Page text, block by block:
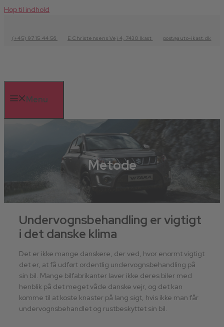
Hop til indhold
(+45) 97 15 44 56 E Christensens Vej 4, 7430 Ikast post@auto-ikast.dk
Menu
Metode
Undervognsbehandling er vigtigt
i det danske klima
Det er ikke mange danskere, der ved, hvor enormt vigtigt
det er, at få udført ordentlig undervognsbehandling på
sin bil. Mange bilfabrikanter laver ikke deres biler med
henblik på det meget våde danske vejr, og det kan
komme til at koste knaster på lang sigt, hvis ikke man får
undervognsbehandlet og rustbeskyttet sin bil.